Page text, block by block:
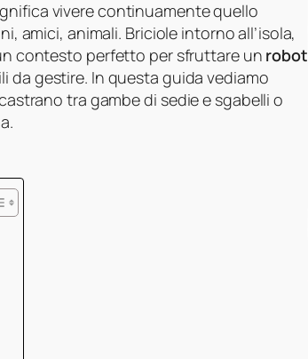
vivere continuamente quello
amici, animali. Briciole intorno all’isola,
contesto perfetto per sfruttare un robot
da gestire. In questa guida vediamo
tra gambe di sedie e sgabelli o